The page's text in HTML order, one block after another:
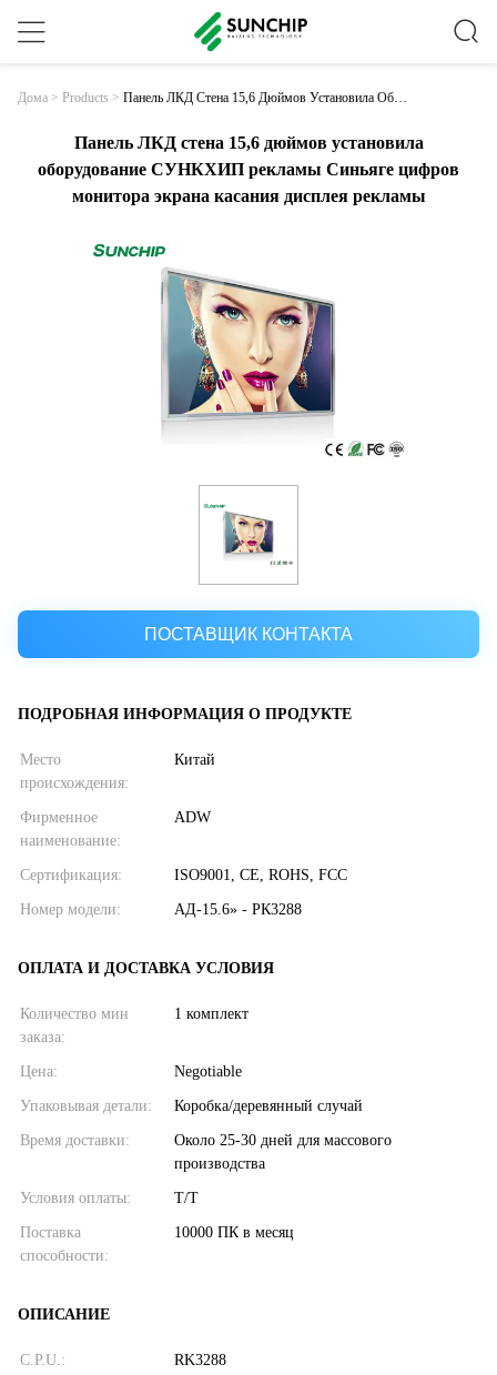
Дома > Products > Панель ЛКД Стена 15,6 Дюймов Установила Обор
Панель ЛКД стена 15,6 дюймов установила
оборудование СУНКХИП рекламы Синьяге цифров
монитора экрана касания дисплея рекламы
ПОСТАВЩИК КОНТАКТА
ПОДРОБНАЯ ИНФОРМАЦИЯ О ПРОДУКТЕ
Место
происхождения:
Китай
Фирменное
наименование:
ADW
Сертификация: ISO9001, CE, ROHS, FCC
Номер модели: АД-15.6» - РК3288
ОПЛАТА И ДОСТАВКА УСЛОВИЯ
Количество мин
заказа:
1 комплект
Цена: Negotiable
Упаковывая детали: Коробка/деревянный случай
Время доставки:
Около 25-30 дней для массового
производства
Условия оплаты: Т/Т
Поставка
способности:
10000 ПК в месяц
ОПИСАНИЕ
C.P.U.: RK3288